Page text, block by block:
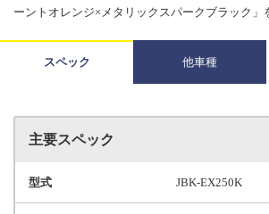
ーントオレンジ×メタリックスパークブラック」
スペック 他車種
主要スペック
型式 JBK-EX250K